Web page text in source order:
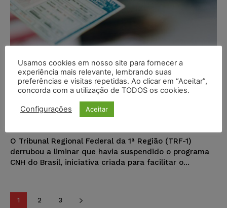
TRF-1 revoga liminar e mantém
validade das regras da nova CNH
no país
O Tribunal Regional Federal da 1ª Região (TRF-1)
derrubou a liminar que havia suspendido o programa
CNH do Brasil, iniciativa criada para facilitar o...
1 2 3
Usamos cookies em nosso site para fornecer a
experiência mais relevante, lembrando suas
preferências e visitas repetidas. Ao clicar em “Aceitar”,
concorda com a utilização de TODOS os cookies.
Configurações Aceitar